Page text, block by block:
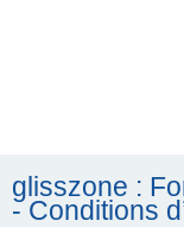
glisszone :
- Conditions